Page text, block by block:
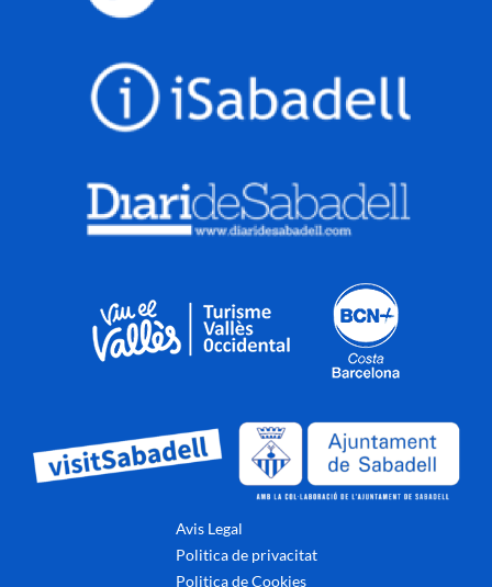
Avis Legal
Politica de privacitat
Politica de Cookies